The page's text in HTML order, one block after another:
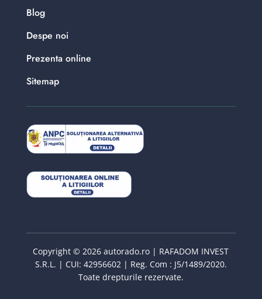
Blog
Despe noi
Prezenta online
Sitemap
Copyright © 2026 autorado.ro | RAFADOM INVEST
S.R.L. | CUI: 42956602 | Reg. Com : J5/1489/2020.
Toate drepturile rezervate.